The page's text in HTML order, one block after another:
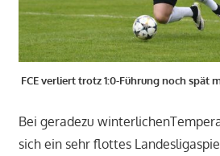
FCE verliert trotz 1:0-Führung noch spät
Bei geradezu
sich ein sehr flottes